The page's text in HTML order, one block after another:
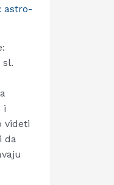
astro-
sl.
i
videti
da